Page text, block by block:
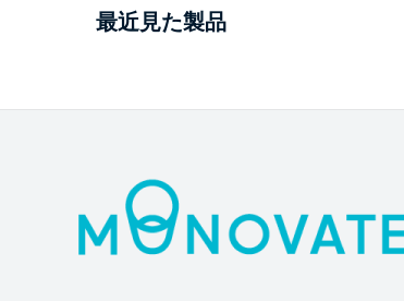
最近見た製品